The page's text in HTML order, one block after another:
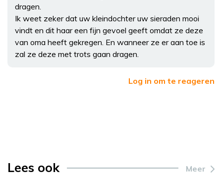
dragen.
Ik weet zeker dat uw kleindochter uw sieraden mooi
vindt en dit haar een fijn gevoel geeft omdat ze deze
van oma heeft gekregen. En wanneer ze er aan toe is
zal ze deze met trots gaan dragen.
Log in om te reageren
Lees ook Meer